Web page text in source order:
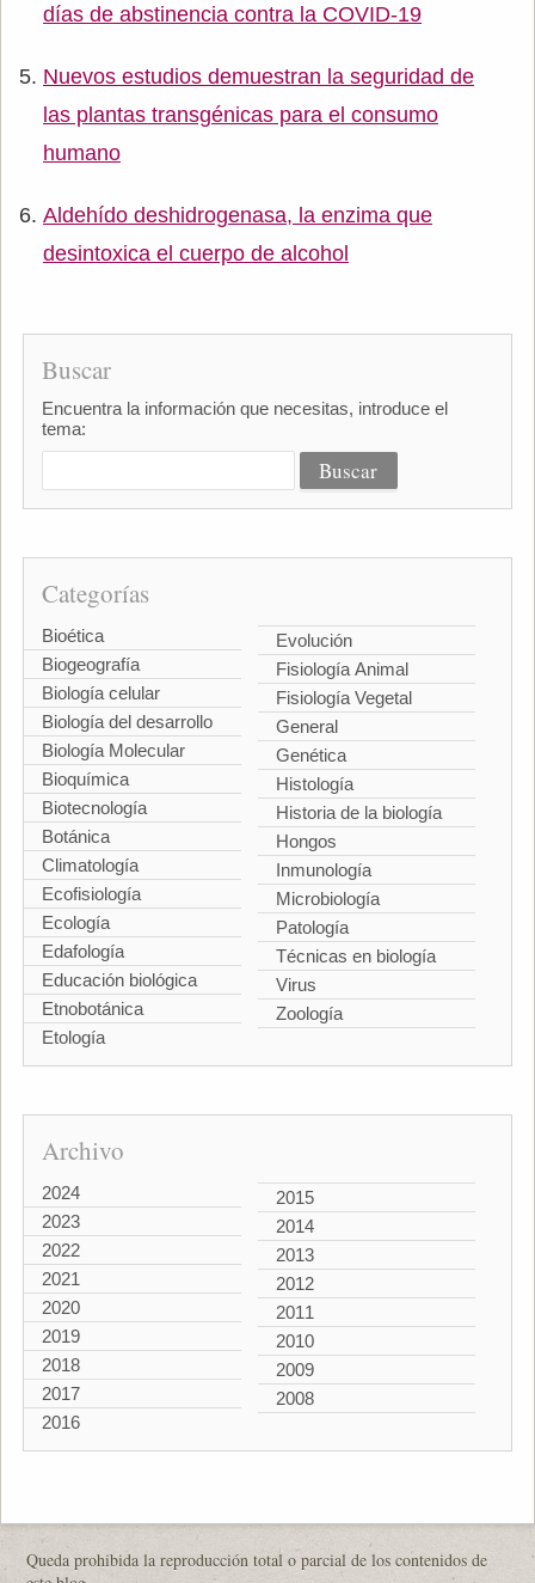
días de abstinencia contra la COVID-19
Nuevos estudios demuestran la seguridad de
las plantas transgénicas para el consumo
humano
Aldehído deshidrogenasa, la enzima que
desintoxica el cuerpo de alcohol
Buscar
Encuentra la información que necesitas, introduce el
tema:
Categorías
Bioética
Biogeografía
Biología celular
Biología del desarrollo
Biología Molecular
Bioquímica
Biotecnología
Botánica
Climatología
Ecofisiología
Ecología
Edafología
Educación biológica
Etnobotánica
Etología
Evolución
Fisiología Animal
Fisiología Vegetal
General
Genética
Histología
Historia de la biología
Hongos
Inmunología
Microbiología
Patología
Técnicas en biología
Virus
Zoología
Archivo
2024
2023
2022
2021
2020
2019
2018
2017
2016
2015
2014
2013
2012
2011
2010
2009
2008
Queda prohibida la reproducción total o parcial de los contenidos de